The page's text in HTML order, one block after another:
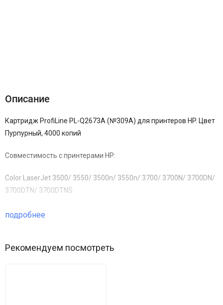
Описание
Картридж ProfiLine PL-Q2673A (№309A) для принтеров HP. Цвет
Пурпурный, 4000 копий
Совместимость с принтерами HP:
Color LaserJet 3500/ 3550/ 3500n/ 3550n/ 3700/ 3700N/ 3700DN/
3700DTN/ 3700DTNS
подробнее
Рекомендуем посмотреть